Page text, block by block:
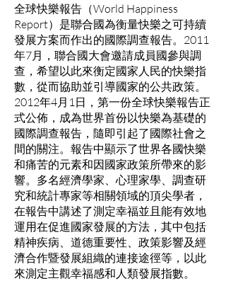
全球快樂報告（World Happiness
Report）是聯合國為衡量快樂之可持續
發展方案而作出的國際調查報告。2011
年7月，聯合國大會邀請成員國參與調
查，希望以此來衡定國家人民的快樂指
數，從而協助並引導國家的公共政策。
2012年4月1日，第一份全球快樂報告正
式公佈，成為世界首份以快樂為基礎的
國際調查報告，隨即引起了國際社會之
間的關注。報告中顯示了世界各國快樂
和痛苦的元素和因國家政策所帶來的影
響。多名經濟學家、心理家學、調查研
究和統計專家等相關領域的頂尖學者，
在報告中講述了測定幸福並且能有效地
運用在促進國家發展的方法，其中包括
精神疾病、道德重要性、政策影響及經
濟合作暨發展組織的連接途徑等，以此
來測定主觀幸福感和人類發展指數。